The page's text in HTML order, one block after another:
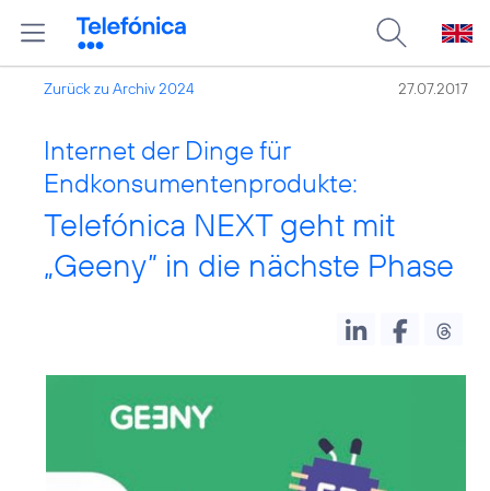
Zurück zu Archiv 2024 27.07.2017
Internet der Dinge für
Endkonsumentenprodukte:
Telefónica NEXT geht mit
„Geeny” in die nächste Phase